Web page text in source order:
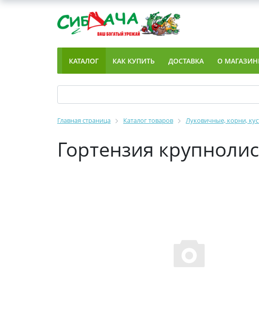
КАТАЛОГ КАК КУПИТЬ ДОСТАВКА О
Главная страница Каталог товаров Луковичные, корни,
Гортензия